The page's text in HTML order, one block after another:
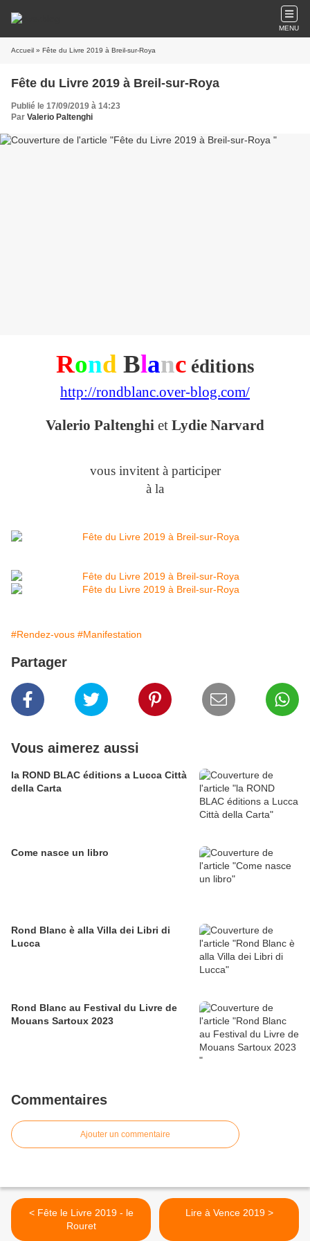
MENU
Accueil » Fête du Livre 2019 à Breil-sur-Roya
Fête du Livre 2019 à Breil-sur-Roya
Publié le 17/09/2019 à 14:23
Par Valerio Paltenghi
Rond Blancéditions
http://rondblanc.over-blog.com/
Valerio Paltenghi et Lydie Narvard
vous invitent à participer
à la
#Rendez-vous #Manifestation
Partager
Vous aimerez aussi
la ROND BLAC éditions a Lucca Città
della Carta
Come nasce un libro
Rond Blanc è alla Villa dei Libri di
Lucca
Rond Blanc au Festival du Livre de
Mouans Sartoux 2023
Commentaires
Ajouter un commentaire
< Fête le Livre 2019 - le
Rouret
Lire à Vence 2019 >